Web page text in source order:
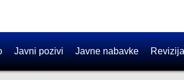
Javni pozivi Javne nabavke Revizija